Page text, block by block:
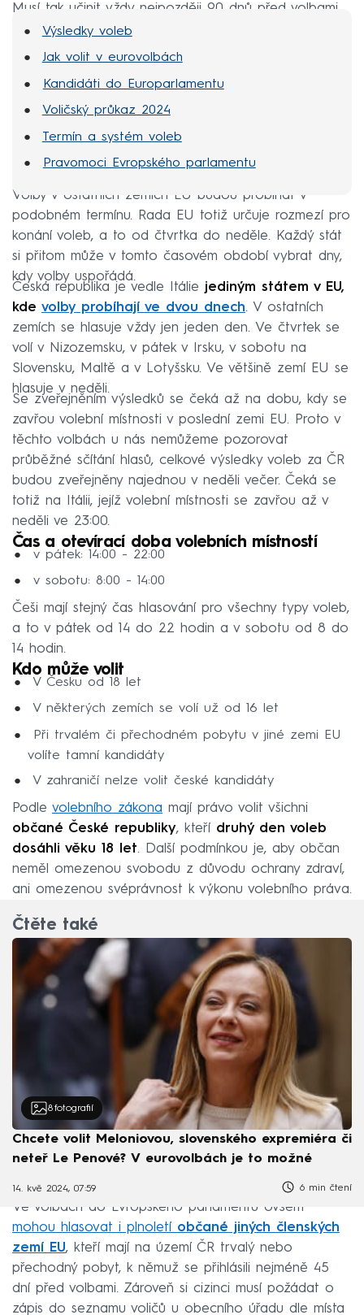
Musí tak učinit vždy nejpozději 90 dnů před volbami.
Výsledky voleb
Jak volit v eurovolbách
Kandidáti do Europarlamentu
Voličský průkaz 2024
Termín a systém voleb
Pravomoci Evropského parlamentu
Volby v ostatních zemích EU budou probíhat v
podobném termínu. Rada EU totiž určuje rozmezí pro
konání voleb, a to od čtvrtka do neděle. Každý stát
si přitom může v tomto časovém období vybrat dny,
kdy volby uspořádá.
Česká republika je vedle Itálie jediným státem v EU,
kde volby probíhají ve dvou dnech. V ostatních
zemích se hlasuje vždy jen jeden den. Ve čtvrtek se
volí v Nizozemsku, v pátek v Irsku, v sobotu na
Slovensku, Maltě a v Lotyšsku. Ve většině zemí EU se
hlasuje v neděli.
Se zveřejněním výsledků se čeká až na dobu, kdy se
zavřou volební místnosti v poslední zemi EU. Proto v
těchto volbách u nás nemůžeme pozorovat
průběžné sčítání hlasů, celkové výsledky voleb za ČR
budou zveřejněny najednou v neděli večer. Čeká se
totiž na Itálii, jejíž volební místnosti se zavřou až v
neděli ve 23:00.
Čas a otevírací doba volebních místností
v pátek: 14:00 - 22:00
v sobotu: 8:00 - 14:00
Češi mají stejný čas hlasování pro všechny typy voleb,
a to v pátek od 14 do 22 hodin a v sobotu od 8 do
14 hodin.
Kdo může volit
V Česku od 18 let
V některých zemích se volí už od 16 let
Při trvalém či přechodném pobytu v jiné zemi EU
volíte tamní kandidáty
V zahraničí nelze volit české kandidáty
Podle volebního zákona mají právo volit všichni
občané České republiky, kteří druhý den voleb
dosáhli věku 18 let. Další podmínkou je, aby občan
neměl omezenou svobodu z důvodu ochrany zdraví,
ani omezenou svéprávnost k výkonu volebního práva.
Čtěte také
8 fotografií
Chcete volit Meloniovou, slovenského expremiéra či
neteř Le Penové? V eurovolbách je to možné
14. kvě 2024, 07:59 6 min čtení
Ve volbách do Evropského parlamentu ovšem
mohou hlasovat i plnoletí občané jiných členských
zemí EU, kteří mají na území ČR trvalý nebo
přechodný pobyt, k němuž se přihlásili nejméně 45
dní před volbami. Zároveň si cizinci musí požádat o
zápis do seznamu voličů u obecního úřadu dle místa